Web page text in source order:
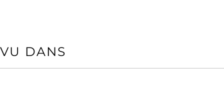
VU DANS